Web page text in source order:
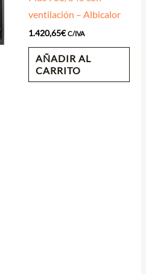
ventilación – Albicalor
1.420,65€ C/IVA
AÑADIR AL
CARRITO